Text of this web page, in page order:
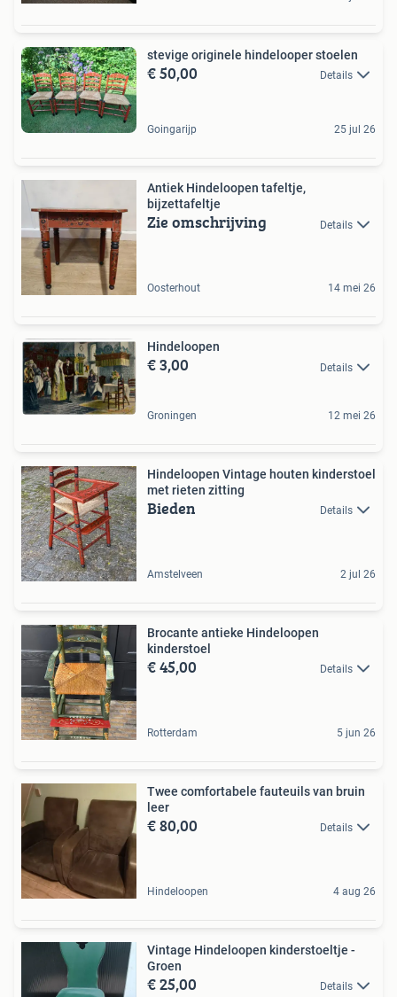
stevige originele hindelooper stoelen
€ 50,00 Details
Goingarijp 25 jul 26
Antiek Hindeloopen tafeltje,
bijzettafeltje
Zie omschrijving Details
Oosterhout 14 mei 26
Hindeloopen
€ 3,00 Details
Groningen 12 mei 26
Hindeloopen Vintage houten kinderstoel
met rieten zitting
Bieden Details
Amstelveen 2 jul 26
Brocante antieke Hindeloopen
kinderstoel
€ 45,00 Details
Rotterdam 5 jun 26
Twee comfortabele fauteuils van bruin
leer
€ 80,00 Details
Hindeloopen 4 aug 26
Vintage Hindeloopen kinderstoeltje -
Groen
€ 25,00 Details